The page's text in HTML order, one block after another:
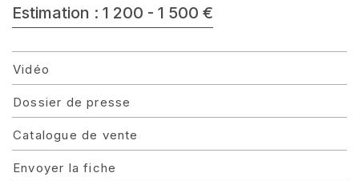
Estimation : 1 200 - 1 500 €
Vidéo
Dossier de presse
Catalogue de vente
Envoyer la fiche